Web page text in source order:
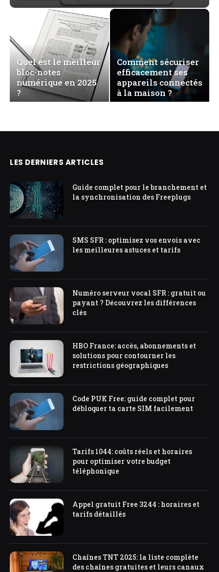
Quel est le meilleur
bloc-notes
numérique en 2025
?
Comment sécuriser
efficacement ses
appareils connectés
à la maison ?
LES DERNIERS ARTICLES
Guide complet pour le branchement et
la synchronisation des Freeplugs
SMS SFR : optimisez vos envois avec
les meilleures astuces et tarifs
Numéro serveur vocal SFR : gratuit ou
payant ? Découvrez les différences
clés
HBO France: accès, abonnements et
solutions pour contourner les
restrictions géographiques
Code PUK Free: guide complet pour
débloquer ta carte SIM facilement
Tarifs 1044: coûts réels et horaires
pour optimiser votre budget
téléphonique
Appel gratuit Free 3244 : horaires et
tarifs détaillés
Chaînes TNT 2025: la liste complète
des chaînes gratuites et leurs canaux